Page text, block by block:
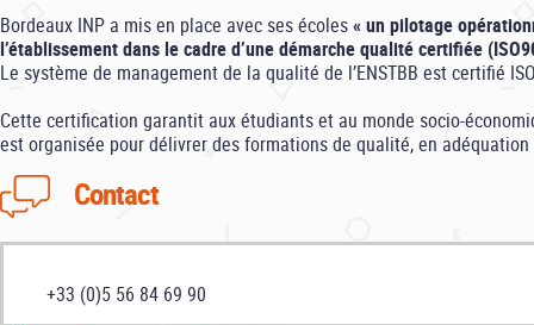
Bordeaux INP a mis en place avec ses écoles« un pilotage
l’établissement dans le cadre d’une démarche qualité certifiée
Le système de management de la qualité de l’ENSTBB est certifié
Cette certification garantit aux étudiants et au monde socio-
est organisée pour délivrer des formations de qualité, en
Contact
+33 (0)5 56 84 69 90